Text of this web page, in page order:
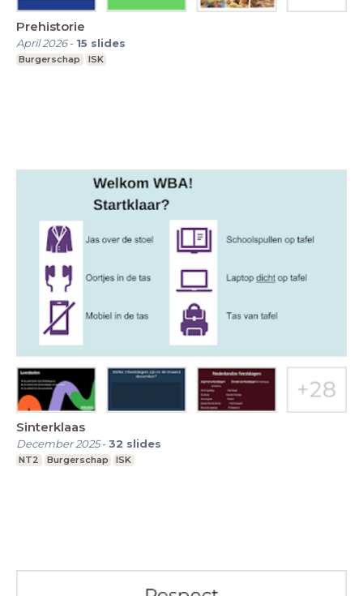
Prehistorie
April 2026- 15 slides
Burgerschap ISK
Sinterklaas
December 2025-32 slides
NT2 Burgerschap ISK